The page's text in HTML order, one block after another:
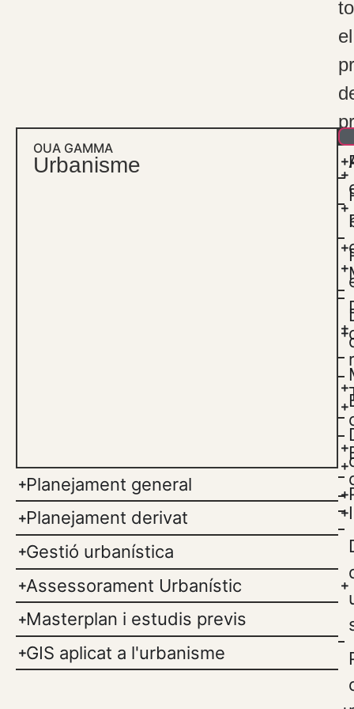
el
OUA GAMMA
Urbanisme
Planejament general
Planejament derivat
Gestió urbanística
Assessorament Urbanístic
Masterplan i estudis previs
GIS aplicat a l'urbanisme